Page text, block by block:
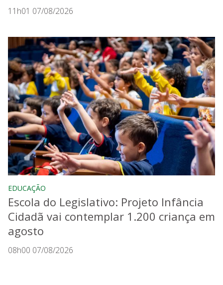
11h01 07/08/2026
EDUCAÇÃO
Escola do Legislativo: Projeto Infância
Cidadã vai contemplar 1.200 criança em
agosto
08h00 07/08/2026